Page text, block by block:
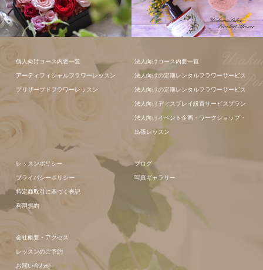
ンジメント
個人向けコース内要一覧
アーティフィシャルフラワーレッスン
プリザーブドフラワーレッスン
法人向けコース内要一覧
法人向けの定期レンタルフラワーサービス
法人向けの定期レンタルフラワーサービス
法人向けディスプレイ設置サービスプラン
法人向けイベント企画・ワークショップ・
出張レッスン
レッスンポリシー
プライバシーポリシー
特定商取引に基づく表記
利用規約
ブログ
写真ギャラリー
会社概要・アクセス
レッスンのご予約
お問い合わせ